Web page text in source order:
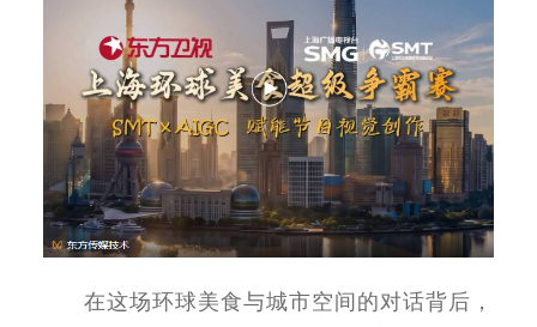
在这场环球美食与城市空间的对话背后，